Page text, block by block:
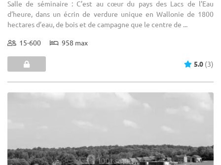
Salle de séminaire : C’est au cœur du pays des Lacs de l’Eau
d’heure, dans un écrin de verdure unique en Wallonie de 1800
hectares d’eau, de bois et de campagne que le centre de ...
15-600 958 max
5.0 (3)